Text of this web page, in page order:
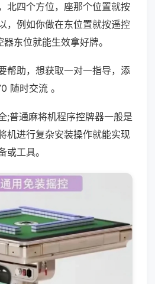
北四个方位，座那个位置就按
，例如你做在东位置就按遥控
东位就能生效拿好牌。
帮助，想获取一对一指导，添
随时交流 。
;普通麻将机程序控牌器一般是
机进行复杂安装操作就能实现
或工具。